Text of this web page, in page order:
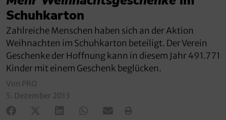
Schuhkarton
Zahlreiche Menschen haben sich an der Aktion
Weihnachten im Schuhkarton beteiligt. Der Verein
Geschenke der Hoffnung kann in diesem Jahr 491.771
Kinder mit einem Geschenk beglücken.
Von PRO
5. Dezember 2013